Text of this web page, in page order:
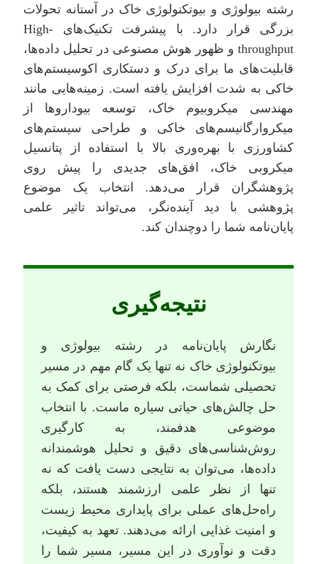
رشته بیولوژی و بیوتکنولوژی خاک در آستانه تحولات
بزرگی قرار دارد. با پیشرفت تکنیک‌های High-
throughput و ظهور هوش مصنوعی در تحلیل داده‌ها،
قابلیت‌های ما برای درک و دستکاری اکوسیستم‌های
خاکی به شدت افزایش یافته است. زمینه‌هایی مانند
مهندسی میکروبیوم خاک، توسعه بیوداروها از
میکروارگانیسم‌های خاکی و طراحی سیستم‌های
کشاورزی با بهره‌وری بالا با استفاده از پتانسیل
میکروبی خاک، افق‌های جدیدی را پیش روی
پژوهشگران قرار می‌دهد. انتخاب یک موضوع
پژوهشی با دید آینده‌نگر، می‌تواند تاثیر علمی
پایان‌نامه شما را دوچندان کند.
نتیجه‌گیری
نگارش پایان‌نامه در رشته بیولوژی و
بیوتکنولوژی خاک نه تنها یک گام مهم در مسیر
تحصیلی شماست، بلکه فرصتی برای کمک به
حل چالش‌های حیاتی سیاره ماست. با انتخاب
موضوعی هدفمند، به کارگیری
روش‌شناسی‌های دقیق و تحلیل هوشمندانه
داده‌ها، می‌توان به نتایجی دست یافت که نه
تنها از نظر علمی ارزشمند هستند، بلکه
راه‌حل‌های عملی برای پایداری محیط زیست
و امنیت غذایی ارائه می‌دهند. تعهد به کیفیت،
دقت و نوآوری در این مسیر، مسیر شما را